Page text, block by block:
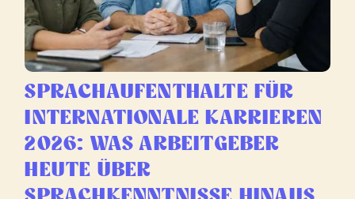
SPRACHAUFENTHALTE FÜR
INTERNATIONALE KARRIEREN
2026: WAS ARBEITGEBER
HEUTE ÜBER